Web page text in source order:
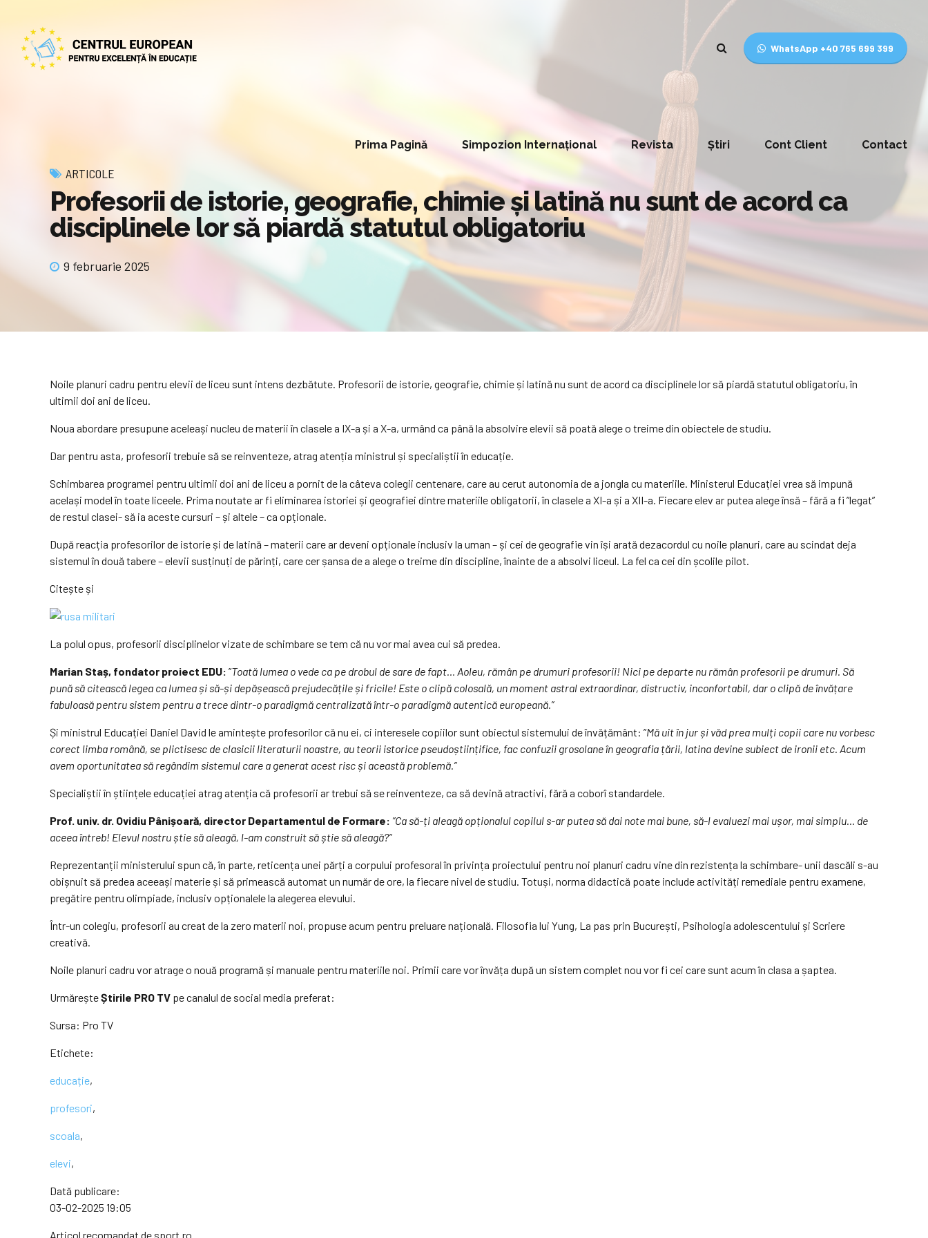
WhatsApp +40 765 699 399
Prima Pagină Simpozion Internațional Revista Știri Cont Client Contact
ARTICOLE
Profesorii de istorie, geografie, chimie și latină nu sunt de acord ca
disciplinele lor să piardă statutul obligatoriu
9 februarie 2025
Noile planuri cadru pentru elevii de liceu sunt intens dezbătute. Profesorii de istorie, geografie, chimie și latină nu sunt de acord ca disciplinele lor să piardă statutul obligatoriu, în
ultimii doi ani de liceu.
Noua abordare presupune aceleași nucleu de materii în clasele a IX-a și a X-a, urmând ca până la absolvire elevii să poată alege o treime din obiectele de studiu.
Dar pentru asta, profesorii trebuie să se reinventeze, atrag atenția ministrul și specialiștii în educație.
Schimbarea programei pentru ultimii doi ani de liceu a pornit de la câteva colegii centenare, care au cerut autonomia de a jongla cu materiile. Ministerul Educației vrea să impună
același model în toate liceele. Prima noutate ar fi eliminarea istoriei și geografiei dintre materiile obligatorii, în clasele a XI-a și a XII-a. Fiecare elev ar putea alege însă – fără a fi ”legat”
de restul clasei- să ia aceste cursuri – și altele – ca opționale.
După reacția profesorilor de istorie și de latină – materii care ar deveni opționale inclusiv la uman – și cei de geografie vin își arată dezacordul cu noile planuri, care au scindat deja
sistemul în două tabere – elevii susținuți de părinți, care cer șansa de a alege o treime din discipline, înainte de a absolvi liceul. La fel ca cei din școlile pilot.
Citește și
La polul opus, profesorii disciplinelor vizate de schimbare se tem că nu vor mai avea cui să predea.
Marian Staș, fondator proiect EDU: ”Toată lumea o vede ca pe drobul de sare de fapt… Aoleu, rămân pe drumuri profesorii! Nici pe departe nu rămân profesorii pe drumuri. Să
pună să citească legea ca lumea și să-și depășească prejudecățile și fricile! Este o clipă colosală, un moment astral extraordinar, distructiv, inconfortabil, dar o clipă de învățare
fabuloasă pentru sistem pentru a trece dintr-o paradigmă centralizată într-o paradigmă autentică europeană.”
Și ministrul Educației Daniel David le amintește profesorilor că nu ei, ci interesele copiilor sunt obiectul sistemului de învățământ: ”Mă uit în jur și văd prea mulți copii care nu vorbesc
corect limba română, se plictisesc de clasicii literaturii noastre, au teorii istorice pseudoștiințifice, fac confuzii grosolane în geografia țării, latina devine subiect de ironii etc. Acum
avem oportunitatea să regândim sistemul care a generat acest risc și această problemă.”
Specialiștii în științele educației atrag atenția că profesorii ar trebui să se reinventeze, ca să devină atractivi, fără a coborî standardele.
Prof. univ. dr. Ovidiu Pânișoară, director Departamentul de Formare: ”Ca să-ți aleagă opționalul copilul s-ar putea să dai note mai bune, să-l evaluezi mai ușor, mai simplu… de
aceea întreb! Elevul nostru știe să aleagă, l-am construit să știe să aleagă?”
Reprezentanții ministerului spun că, în parte, reticența unei părți a corpului profesoral în privința proiectului pentru noi planuri cadru vine din rezistența la schimbare- unii dascăli s-au
obișnuit să predea aceeași materie și să primească automat un număr de ore, la fiecare nivel de studiu. Totuși, norma didactică poate include activități remediale pentru examene,
pregătire pentru olimpiade, inclusiv opționalele la alegerea elevului.
Într-un colegiu, profesorii au creat de la zero materii noi, propuse acum pentru preluare națională. Filosofia lui Yung, La pas prin București, Psihologia adolescentului și Scriere
creativă.
Noile planuri cadru vor atrage o nouă programă și manuale pentru materiile noi. Primii care vor învăța după un sistem complet nou vor fi cei care sunt acum în clasa a șaptea.
UrmăreșteȘtirile PRO TV pe canalul de social media preferat:
Sursa: Pro TV
Etichete:
educație,
profesori,
scoala,
elevi,
Dată publicare:
03-02-2025 19:05
Articol recomandat de sport.ro